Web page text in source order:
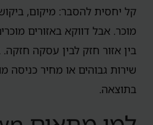
קל יחסית להסבר: מיקום,
מוכר. אבל דווקא באזורים
בין אזור חזק לבין עסקה חזקה.
שירות גבוהים או מחיר כניסה
בתוצאה.